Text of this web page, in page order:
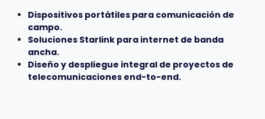
Dispositivos portátiles para comunicación de
campo.
Soluciones Starlink para internet de banda
ancha.
Diseño y despliegue integral de proyectos de
telecomunicaciones end-to-end.